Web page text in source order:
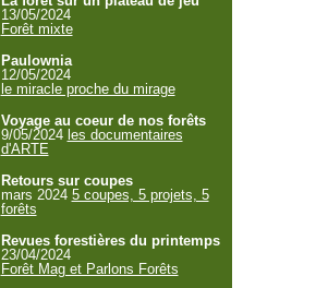
13/05/2024
Forêt mixte
Paulownia
12/05/2024
le miracle proche du mirage
Voyage au coeur de nos forêts
9/05/2024 les documentaires
d'ARTE
Retours sur coupes
mars 2024 5 coupes, 5 projets, 5
forêts
Revues forestières du printemps
23/04/2024
Forêt Mag et Parlons Forêts